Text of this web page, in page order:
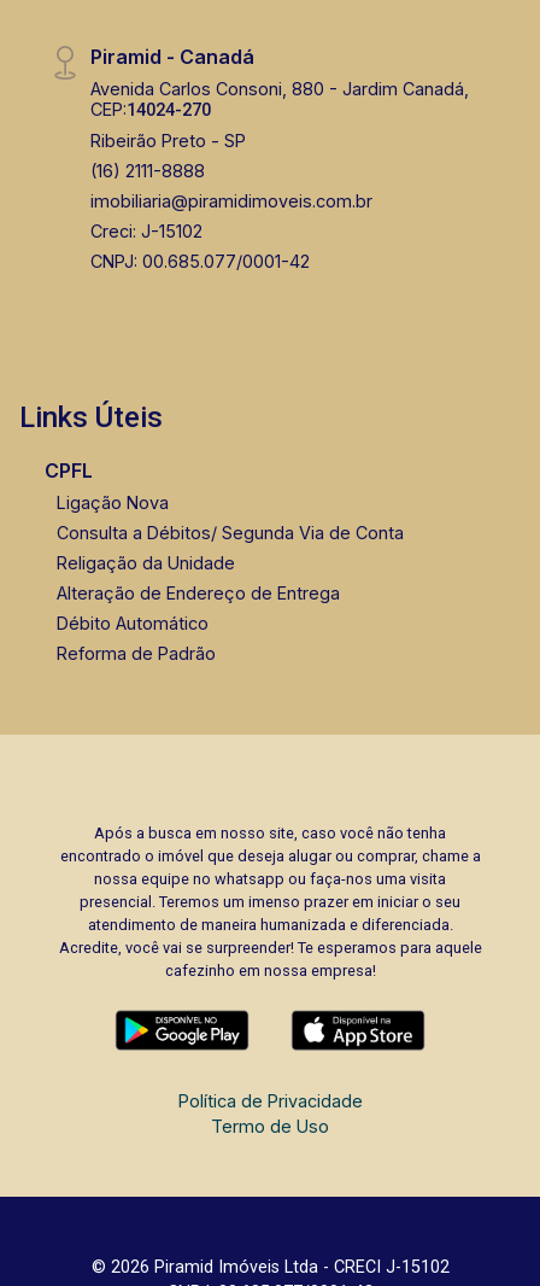
Piramid - Canadá
Avenida Carlos Consoni, 880 - Jardim Canadá,
CEP:14024-270
Ribeirão Preto - SP
(16) 2111-8888
imobiliaria@piramidimoveis.com.br
Creci: J-15102
CNPJ: 00.685.077/0001-42
Links Úteis
CPFL
Ligação Nova
Consulta a Débitos/ Segunda Via de Conta
Religação da Unidade
Alteração de Endereço de Entrega
Débito Automático
Reforma de Padrão
Após a busca em nosso site, caso você não tenha
encontrado o imóvel que deseja alugar ou comprar, chame a
nossa equipe no whatsapp ou faça-nos uma visita
presencial. Teremos um imenso prazer em iniciar o seu
atendimento de maneira humanizada e diferenciada.
Acredite, você vai se surpreender! Te esperamos para aquele
cafezinho em nossa empresa!
Política de Privacidade
Termo de Uso
© 2026 Piramid Imóveis Ltda - CRECI J-15102